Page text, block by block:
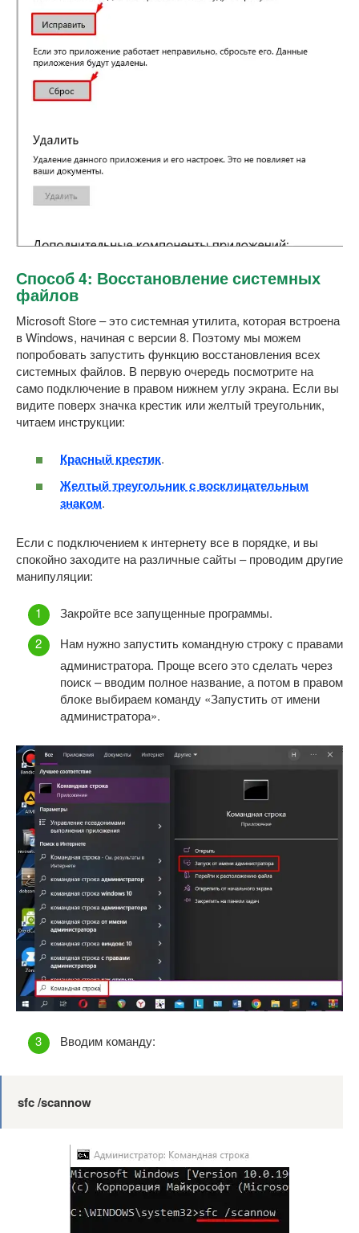
Способ 4: Восстановление системных
файлов
Microsoft Store – это системная утилита, которая встроена
в Windows, начиная с версии 8. Поэтому мы можем
попробовать запустить функцию восстановления всех
системных файлов. В первую очередь посмотрите на
само подключение в правом нижнем углу экрана. Если вы
видите поверх значка крестик или желтый треугольник,
читаем инструкции:
Красный крестик.
Желтый треугольник с восклицательным
знаком.
Если с подключением к интернету все в порядке, и вы
спокойно заходите на различные сайты – проводим другие
манипуляции:
Закройте все запущенные программы.
Нам нужно запустить командную строку с правами
администратора. Проще всего это сделать через
поиск – вводим полное название, а потом в правом
блоке выбираем команду «Запустить от имени
администратора».
Вводим команду:
sfc /scannow